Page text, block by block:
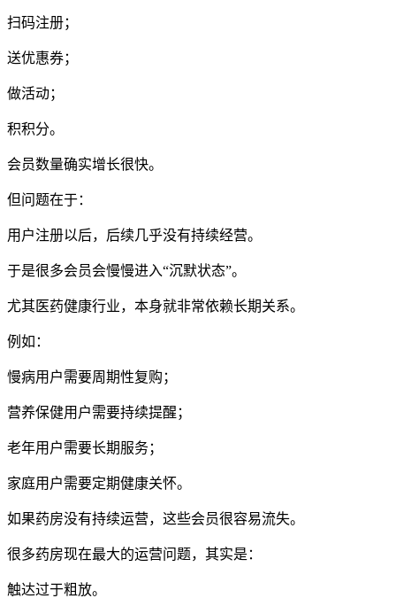
扫码注册；
送优惠券；
做活动；
积积分。
会员数量确实增长很快。
但问题在于：
用户注册以后，后续几乎没有持续经营。
于是很多会员会慢慢进入“沉默状态”。
尤其医药健康行业，本身就非常依赖长期关系。
例如：
慢病用户需要周期性复购；
营养保健用户需要持续提醒；
老年用户需要长期服务；
家庭用户需要定期健康关怀。
如果药房没有持续运营，这些会员很容易流失。
很多药房现在最大的运营问题，其实是：
触达过于粗放。